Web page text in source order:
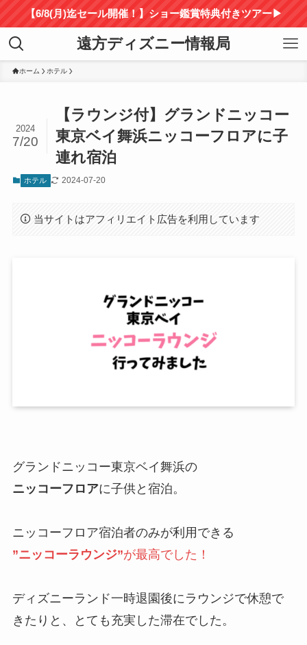
【6/8(月)迄セール開催！】ショー鑑賞特典付きツアー▶
遠方ディズニー情報局
ホーム ホテル
【ラウンジ付】グランドニッコー
東京ベイ舞浜ニッコーフロアに子
連れ宿泊
2024
7/20
ホテル 2024-07-20
当サイトはアフィリエイト広告を利用しています
グランドニッコー東京ベイ舞浜の
ニッコーフロアに子供と宿泊。
ニッコーフロア宿泊者のみが利用できる
”ニッコーラウンジ”が最高でした！
ディズニーランド一時退園後にラウンジで休憩で
きたりと、とても充実した滞在でした。